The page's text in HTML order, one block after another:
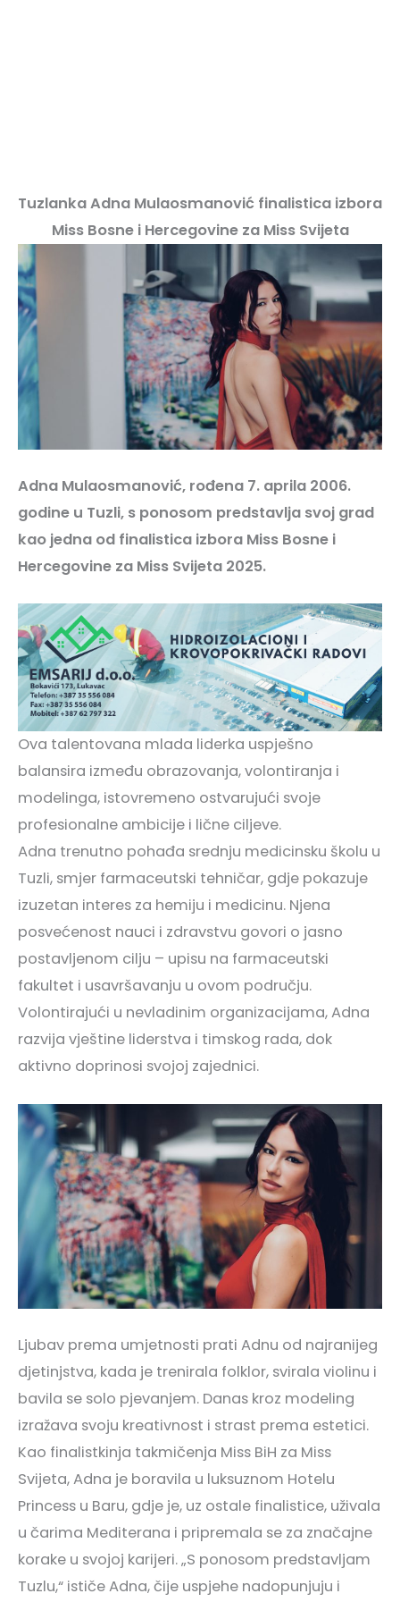
Tuzlanka Adna Mulaosmanović finalistica izbora
Miss Bosne i Hercegovine za Miss Svijeta
Adna Mulaosmanović, rođena 7. aprila 2006.
godine u Tuzli, s ponosom predstavlja svoj grad
kao jedna od finalistica izbora Miss Bosne i
Hercegovine za Miss Svijeta 2025.
Ova talentovana mlada liderka uspješno
balansira između obrazovanja, volontiranja i
modelinga, istovremeno ostvarujući svoje
profesionalne ambicije i lične ciljeve.
Adna trenutno pohađa srednju medicinsku školu u
Tuzli, smjer farmaceutski tehničar, gdje pokazuje
izuzetan interes za hemiju i medicinu. Njena
posvećenost nauci i zdravstvu govori o jasno
postavljenom cilju – upisu na farmaceutski
fakultet i usavršavanju u ovom području.
Volontirajući u nevladinim organizacijama, Adna
razvija vještine liderstva i timskog rada, dok
aktivno doprinosi svojoj zajednici.
Ljubav prema umjetnosti prati Adnu od najranijeg
djetinjstva, kada je trenirala folklor, svirala violinu i
bavila se solo pjevanjem. Danas kroz modeling
izražava svoju kreativnost i strast prema estetici.
Kao finalistkinja takmičenja Miss BiH za Miss
Svijeta, Adna je boravila u luksuznom Hotelu
Princess u Baru, gdje je, uz ostale finalistice, uživala
u čarima Mediterana i pripremala se za značajne
korake u svojoj karijeri. „S ponosom predstavljam
Tuzlu,“ ističe Adna, čije uspjehe nadopunjuju i